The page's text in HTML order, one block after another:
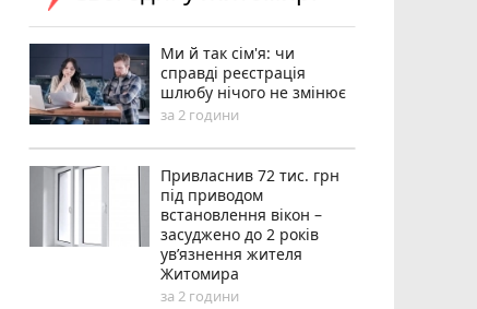
Ми й так сім'я: чи
справді реєстрація
шлюбу нічого не змінює
за 2 години
Привласнив 72 тис. грн
під приводом
встановлення вікон –
засуджено до 2 років
ув’язнення жителя
Житомира
за 2 години